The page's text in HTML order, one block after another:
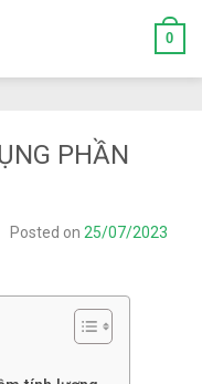
0
PHẦN
Posted on 25/07/2023